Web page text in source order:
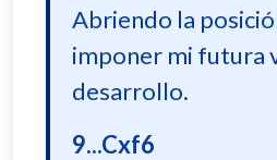
Abriendo la
imponer mi futura
desarrollo.
9...Cxf6